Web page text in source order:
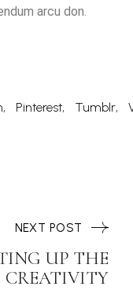
arcu don.
Pinterest Tumblr
UP THE
CREATIVITY
NEXT POST